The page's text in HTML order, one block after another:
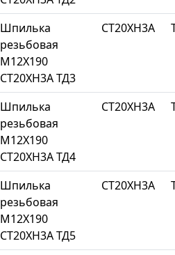
Шпилька
резьбовая
М12Х190
СТ20ХН3А ТД3
СТ20ХН3А
Шпилька
резьбовая
М12Х190
СТ20ХН3А ТД4
СТ20ХН3А
Шпилька
резьбовая
М12Х190
СТ20ХН3А ТД5
СТ20ХН3А